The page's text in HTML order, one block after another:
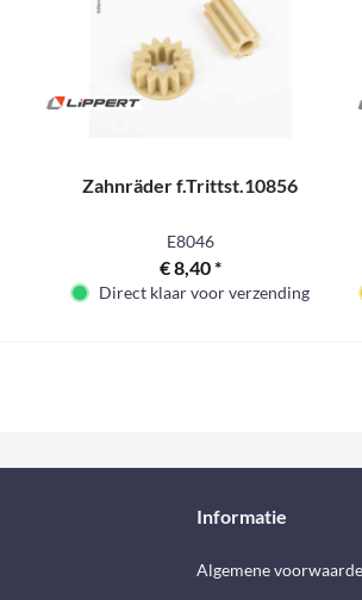
Zahnräder f.Trittst.10856
E8046
€ 8,40 *
Direct klaar voor verzending
Informatie
Algemene